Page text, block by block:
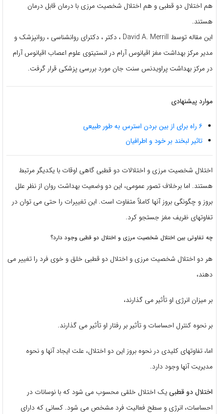
هم اختلال دو قطبی و هم اختلال شخصیت مرزی با درمان قابل درمان
هستند.
این مقاله توسط David A. Merrill ، دکتر ، دکترای روانشناسی ، روانپزشک و
مدیر مرکز بهداشت مغز اقیانوس آرام در انستیتوی علوم اعصاب اقیانوس آرام
در مرکز بهداشت پراویدنس سنت جان مورد بررسی پزشکی قرار گرفت.
موارد پیشنهادی
۶ راه برای از بین بردن استرس به طور طبیعی
تاثیر لبخند بر خود و اطرافیان
اختلال شخصیت مرزی و اختلالات دو قطبی گاهی اوقات با یکدیگر مرتبط
هستند. اما برخلاف تصور عمومی، این دو وضعیت بهداشت روان از نظر علل
بروز و چگونگی بروز آنها کاملاً متفاوت است. این تغییرات را حتی می توان در
تفاوتهای ظریف مغز جستجو کرد.
چه تفاوتی بین اختلال شخصیت مرزی و اختلال دو قطبی وجود دارد؟
هر دو اختلال شخصیت مرزی و اختلال دو قطبی خلق و خوی فرد را تغییر می
دهند،
بر میزان انرژی او تأثیر می گذارند،
بر نحوه کنترل احساسات و تأثیر بر رفتار او تأثیر می گذارند.
اما، تفاوتهای کلیدی در نحوه بروز این دو اختلال، علت ایجاد آنها و نحوه
مدیریت آنها وجود دارد.
اختلال دو قطبییک اختلال خلقی محسوب می شود که با نوسانات در
احساسات، انرژی و سطح فعالیت فرد مشخص می شود. کسانی که دارای